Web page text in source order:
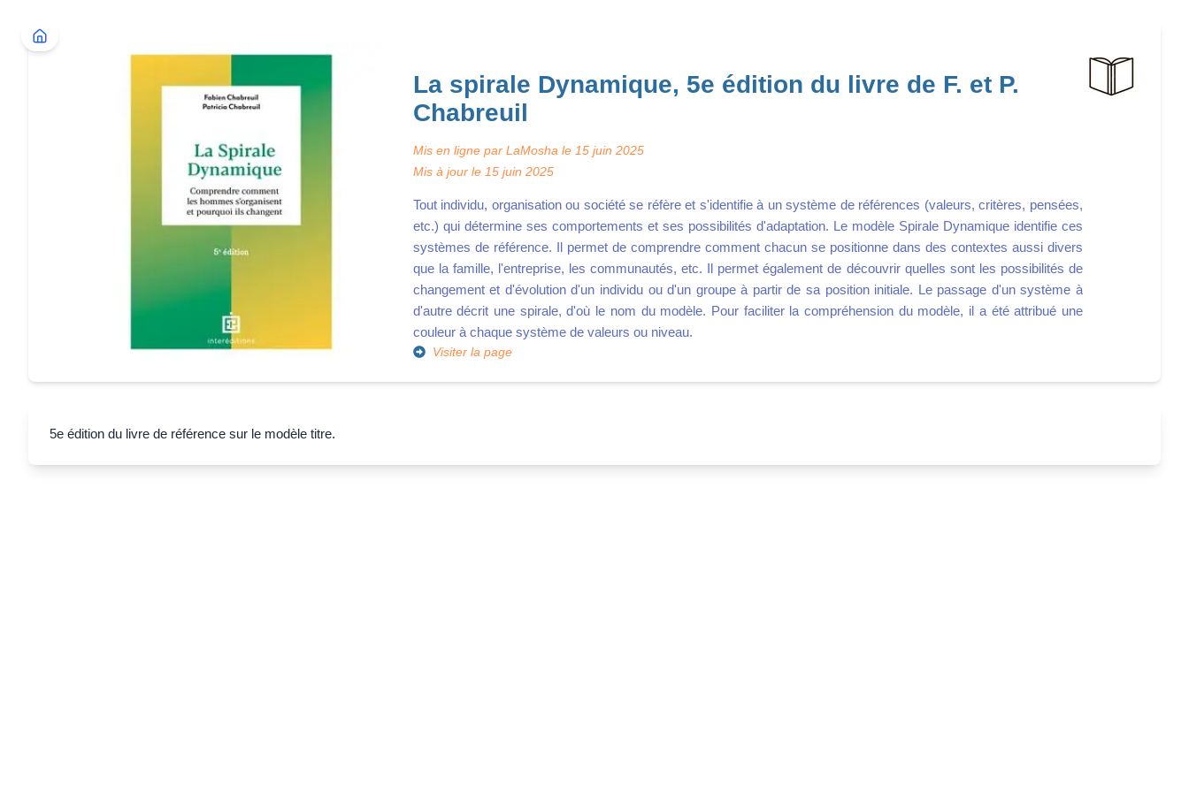
La spirale Dynamique, 5e édition du livre de F. et P.
Chabreuil
Mis en ligne par LaMosha le 15 juin 2025
Mis à jour le 15 juin 2025
Tout individu, organisation ou société se réfère et s'identifie à un système de références (valeurs, critères, pensées,
etc.) qui détermine ses comportements et ses possibilités d'adaptation. Le modèle Spirale Dynamique identifie ces
systèmes de référence. Il permet de comprendre comment chacun se positionne dans des contextes aussi divers
que la famille, l'entreprise, les communautés, etc. Il permet également de découvrir quelles sont les possibilités de
changement et d'évolution d'un individu ou d'un groupe à partir de sa position initiale. Le passage d'un système à
d'autre décrit une spirale, d'où le nom du modèle. Pour faciliter la compréhension du modèle, il a été attribué une
couleur à chaque système de valeurs ou niveau.
Visiter la page
5e édition du livre de référence sur le modèle titre.